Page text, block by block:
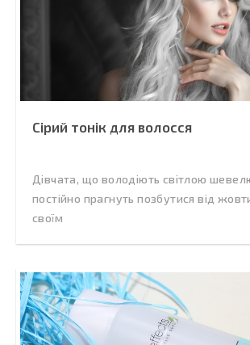
Сірий тонік для волосся
Дівчата, що володіють світлою
постійно прагнуть позбутися від
своїм